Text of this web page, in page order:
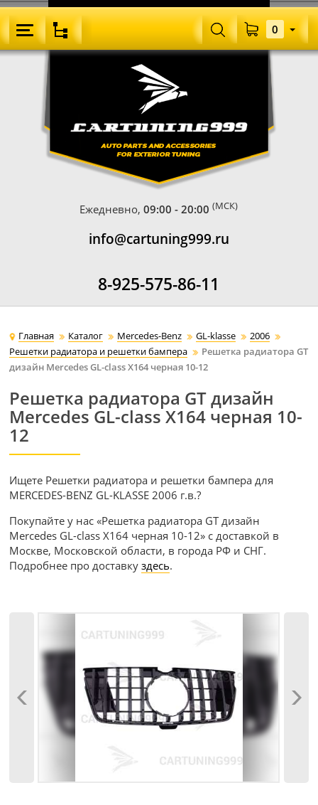
Ежедневно,09:00 - 20:00 (МСК)
info@cartuning999.ru
8-925-575-86-11
0
Главная Каталог Mercedes-Benz GL-klasse
2006
Решетки радиатора и решетки бампера
Решетка радиатора GT
дизайн Mercedes GL-class X164 черная 10-12
Решетка радиатора GT дизайн
Mercedes GL-class X164 черная 10-
12
Ищете Решетки радиатора и решетки бампера для
MERCEDES-BENZ GL-KLASSE 2006 г.в.?
Покупайте у нас «Решетка радиатора GT дизайн
Mercedes GL-class X164 черная 10-12» с доставкой в
Москве, Московской области, в города РФ и СНГ.
Подробнее про доставкуздесь.